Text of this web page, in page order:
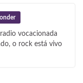
vocacionada
o rock está vivo